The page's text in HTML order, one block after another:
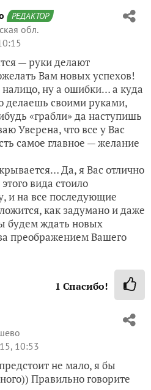
РЕДАКТОР
обл.
— руки делают
Вам новых успехов!
ну а ошибки… а куда
делаешь своими руками,
«грабли» да наступишь
Уверена, что все у Вас
самое главное — желание
Да, я Вас отлично
вида стоило
и на все последующие
как задумано и даже
будем ждать новых
преображением Вашего
1 Спасибо!
10:53
не мало, я бы
Правильно говорите